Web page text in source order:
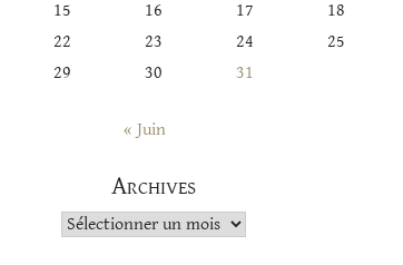
15 16 17 18
22 23 24 25
29 30 31
« Juin
Archives
Archives